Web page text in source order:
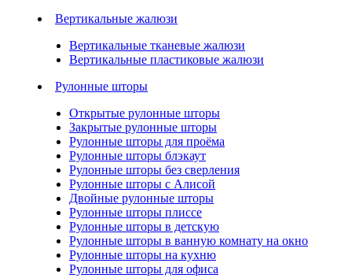
Вертикальные жалюзи
Вертикальные тканевые жалюзи
Вертикальные пластиковые жалюзи
Рулонные шторы
Открытые рулонные шторы
Закрытые рулонные шторы
Рулонные шторы для проёма
Рулонные шторы блэкаут
Рулонные шторы без сверления
Рулонные шторы с Алисой
Двойные рулонные шторы
Рулонные шторы плиссе
Рулонные шторы в детскую
Рулонные шторы в ванную комнату на окно
Рулонные шторы на кухню
Рулонные шторы для офиса